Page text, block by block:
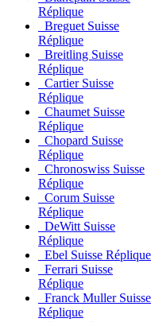
Réplique
Breguet Suisse
Réplique
Breitling Suisse
Réplique
Cartier Suisse
Réplique
Chaumet Suisse
Réplique
Chopard Suisse
Réplique
Chronoswiss Suisse
Réplique
Corum Suisse
Réplique
DeWitt Suisse
Réplique
Ebel Suisse Réplique
Ferrari Suisse
Réplique
Franck Muller Suisse
Réplique